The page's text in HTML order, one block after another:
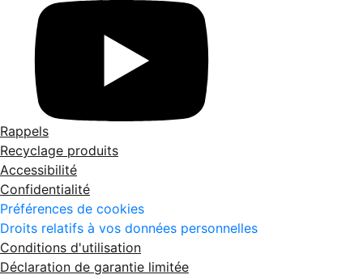
Rappels
Recyclage produits
Accessibilité
Confidentialité
Préférences de cookies
Droits relatifs à vos données personnelles
Conditions d'utilisation
Déclaration de garantie limitée